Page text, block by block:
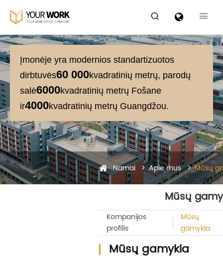
 
Įmonėje yra modernios standartizuotos
dirbtuvės60 000kvadratinių metrų, parodų
salė6000kvadratinių metrų Fošane
ir4000kvadratinių metrų Guangdžou.
Namai Apie mus Mūsų
Mūsų
Kompanijos
profilis
Mūsų
gamykla
Mūsų gamykla